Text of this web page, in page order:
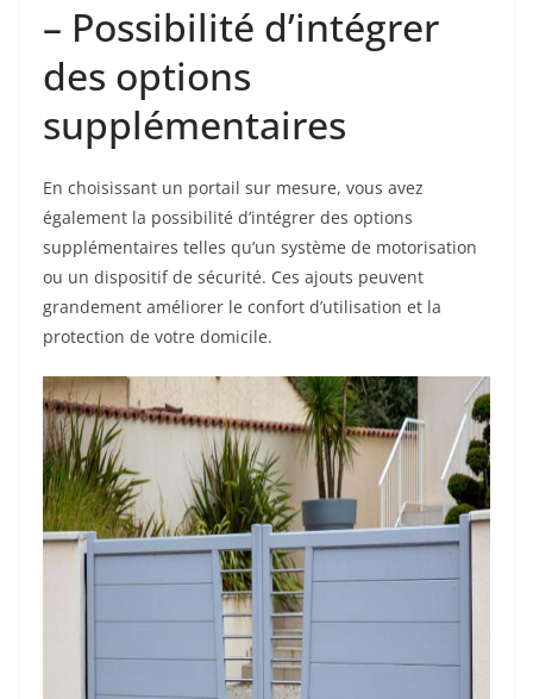
– Possibilité d’intégrer
des options
supplémentaires
En choisissant un portail sur mesure, vous avez
également la possibilité d’intégrer des options
supplémentaires telles qu’un système de motorisation
ou un dispositif de sécurité. Ces ajouts peuvent
grandement améliorer le confort d’utilisation et la
protection de votre domicile.